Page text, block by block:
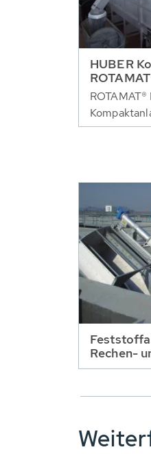
HUBER
Rechen-